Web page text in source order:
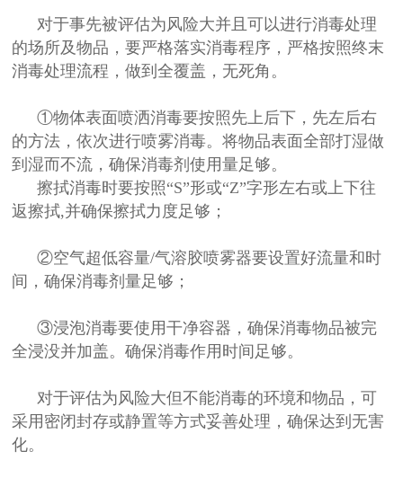
对于事先被评估为风险大并且可以进行消毒处理
的场所及物品，要严格落实消毒程序，严格按照终末
消毒处理流程，做到全覆盖，无死角。
①物体表面喷洒消毒要按照先上后下，先左后右
的方法，依次进行喷雾消毒。将物品表面全部打湿做
到湿而不流，确保消毒剂使用量足够。
擦拭消毒时要按照“S”形或“Z”字形左右或上下往
返擦拭,并确保擦拭力度足够；
②空气超低容量/气溶胶喷雾器要设置好流量和时
间，确保消毒剂量足够；
③浸泡消毒要使用干净容器，确保消毒物品被完
全浸没并加盖。确保消毒作用时间足够。
对于评估为风险大但不能消毒的环境和物品，可
采用密闭封存或静置等方式妥善处理，确保达到无害
化。